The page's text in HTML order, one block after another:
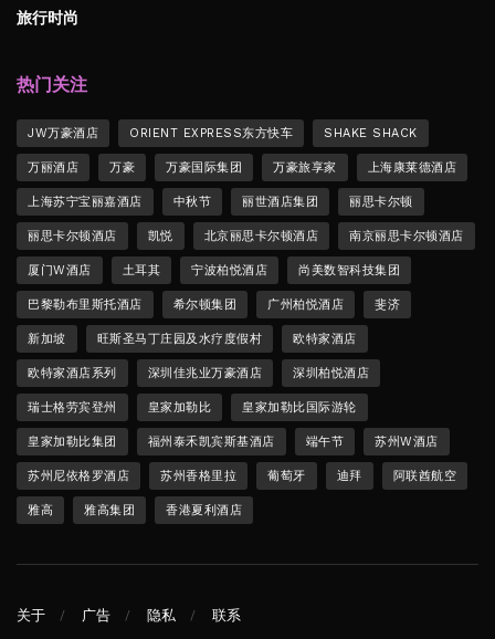
旅行时尚
热门关注
JW万豪酒店 ORIENT EXPRESS东方快车 SHAKE SHACK
万丽酒店 万豪 万豪国际集团 万豪旅享家 上海康莱德酒店
上海苏宁宝丽嘉酒店 中秋节 丽世酒店集团 丽思卡尔顿
丽思卡尔顿酒店 凯悦 北京丽思卡尔顿酒店 南京丽思卡尔顿酒店
厦门W酒店 土耳其 宁波柏悦酒店 尚美数智科技集团
巴黎勒布里斯托酒店 希尔顿集团 广州柏悦酒店 斐济
新加坡 旺斯圣马丁庄园及水疗度假村 欧特家酒店
欧特家酒店系列 深圳佳兆业万豪酒店 深圳柏悦酒店
瑞士格劳宾登州 皇家加勒比 皇家加勒比国际游轮
皇家加勒比集团 福州泰禾凯宾斯基酒店 端午节 苏州W酒店
苏州尼依格罗酒店 苏州香格里拉 葡萄牙 迪拜 阿联酋航空
雅高 雅高集团 香港夏利酒店
关于 广告 隐私 联系